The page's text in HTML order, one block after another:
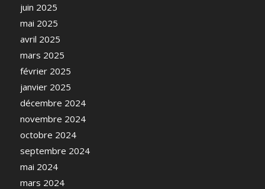
juin 2025
mai 2025
avril 2025
mars 2025
février 2025
janvier 2025
décembre 2024
novembre 2024
octobre 2024
septembre 2024
mai 2024
mars 2024